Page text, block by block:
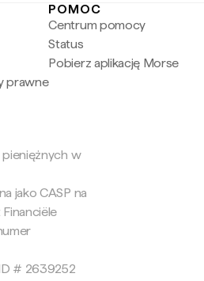
prawne
POMOC
Centrum pomocy
Status
Pobierz aplikację Morse
pieniężnych w
jako CASP na
ID # 2639252